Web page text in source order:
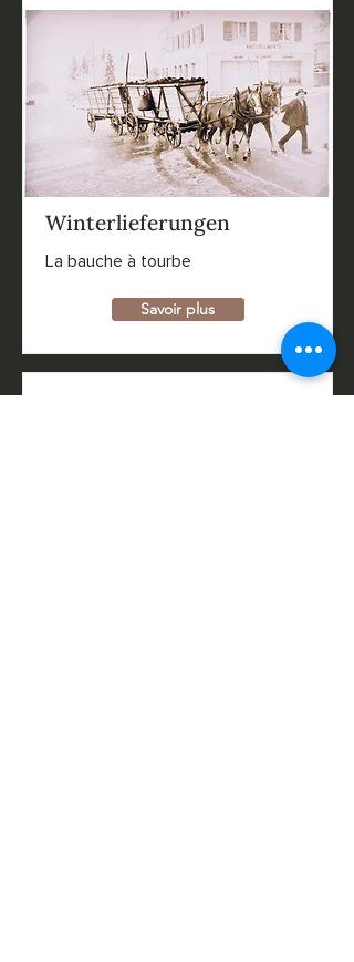
Winterlieferungen
La bauche à tourbe
Savoir plus